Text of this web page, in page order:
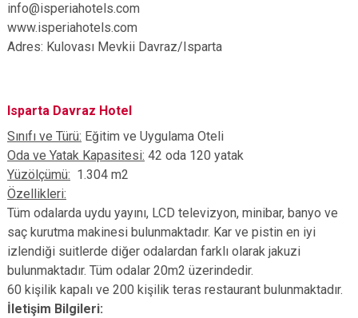
info@isperiahotels.com
www.isperiahotels.com
Adres: Kulovası Mevkii Davraz/Isparta
Isparta Davraz Hotel
Sınıfı ve Türü: Eğitim ve Uygulama Oteli
Oda ve Yatak Kapasitesi: 42 oda 120 yatak
Yüzölçümü: 1.304 m2
Özellikleri:
Tüm odalarda uydu yayını, LCD televizyon, minibar, banyo ve
saç kurutma makinesi bulunmaktadır. Kar ve pistin en iyi
izlendiği suitlerde diğer odalardan farklı olarak jakuzi
bulunmaktadır. Tüm odalar 20m2 üzerindedir.
60 kişilik kapalı ve 200 kişilik teras restaurant bulunmaktadır.
İletişim Bilgileri: